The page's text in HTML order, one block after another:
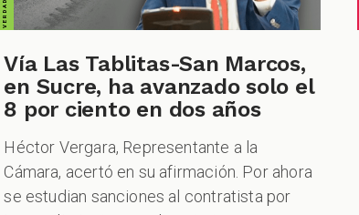
Vía Las Tablitas-San Marcos,
en Sucre, ha avanzado solo el
8 por ciento en dos años
Héctor Vergara, Representante a la
Cámara, acertó en su afirmación. Por ahora
se estudian sanciones al contratista por